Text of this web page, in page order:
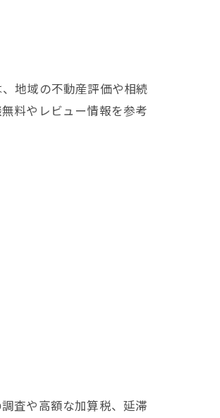
地域の不動産評価や相続
料やレビュー情報を参考
査や高額な加算税、延滞